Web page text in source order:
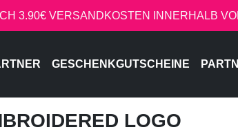
3.90€ VERSANDKOSTEN INNERHALB
GESCHENKGUTSCHEINE
LOGO